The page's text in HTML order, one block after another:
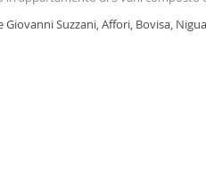
€80 mese. L’appartamento è
Giovanni Suzzani, Affori, Bovisa,